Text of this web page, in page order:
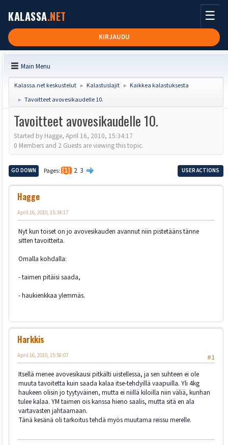
KALASSA.NET
KIRJAUDU
☰
Main Menu
Kalassa.net keskustelut ► Kalastuslajit ► Kaikkea kalastuksesta
► Tavoitteet avovesikaudelle 10.
Tavoitteet avovesikaudelle 10.
Started by Hagge, April 16, 2010, 15:34:17
0 Members and 2 Guests are viewing this topic.
GO DOWN Pages 1 2 3 USER ACTIONS
Hagge
April 16, 2010, 15:34:17
Nyt kun toiset on jo avovesikauden avannut niin pistetääns tänne
sitten tavoitteita.
Omalla kohdalla:
- taimen pitäisi saada,
- haukienkkaa ylemmäs.
Harkkis
#1
April 16, 2010, 15:58:07
Itsellä menee avovesikausi pitkälti uistellessa, ja sen suhteen ei ole
muuta tavoitetta kuin saada kalaa itse-tehdyillä vaapuilla. Yli 4kg
haukeen olisin jo tyytyväinen, mutta ei niillä kiloilla niin väliä, kunhan
tulee kalaa. YM taimen ois kanssa hieno saalis, mutta sitä en ala
vartavasten jahtaamaan.
Tänä kesänä oli tarkoitus tehdä myös muutama reissu merelle.